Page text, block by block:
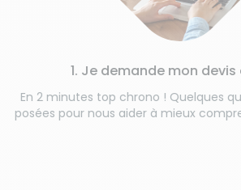
En 2 minutes top chrono ! Quelques
posées pour nous aider à mieux
1. Je demande mon devis